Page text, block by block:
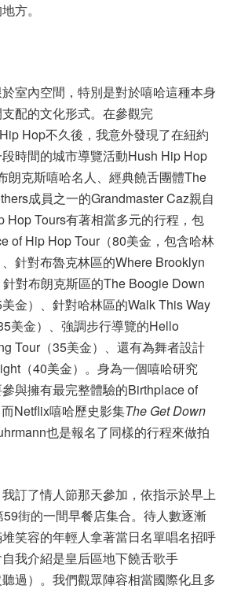
方。
室內空間，特別是對於嘻哈這種本身
配的文化形式。在參觀完
Hop不久後，我意外發現了在紐約
時間的城市導覽活動Hush Hip Hop
朗克斯嘻哈名人、經典饒舌團體The
成員之一的Grandmaster Caz親自
Hop Tours有著相當多元的行程，包
of Hip Hop Tour（80美金，包含哈林
針對布魯克林區的Where Brooklyn
對布朗克斯區的The Boogie Down
金）、針對哈林區的Walk This Way
美金）、強調步行導覽的Hello
Tour（35美金）、還有為舞者設計
（40美金）。身為一個嘻哈研究
與擁有最完整體驗的Birthplace of
Netflix嘻哈歷史影集The Get Down
也是報名了同樣的行程來做拍
訂了情人節那天參加，依指示於早上
街的一間早餐店集合。待人數逐漸
笑容的年輕人拿著當日名單唱名招呼
我介紹是皇后區地下饒舌歌手
過）。我們觀眾陣容相當國際化且多